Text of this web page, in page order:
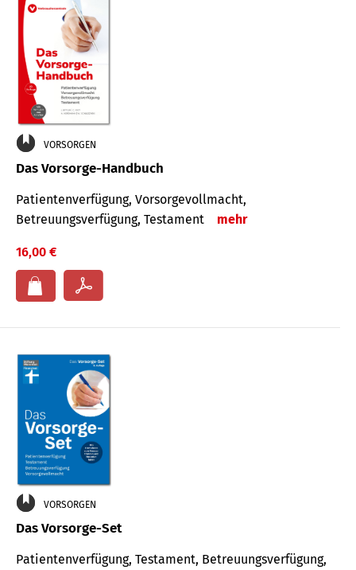
VORSORGEN
Das Vorsorge-Handbuch
Patientenverfügung, Vorsorgevollmacht,
Betreuungsverfügung, Testament
mehr
16,00 €
VORSORGEN
Das Vorsorge-Set
Patienten­ver­fügung, Testa­ment, Be­treuungs­verfü­gung,